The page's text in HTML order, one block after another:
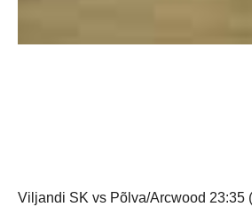
Viljandi SK vs Põlva/Arcwood 23:35